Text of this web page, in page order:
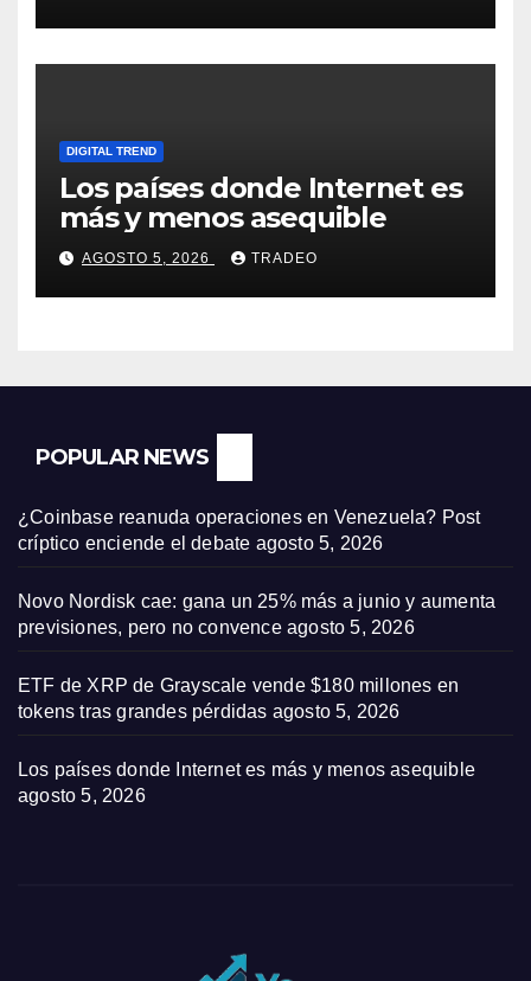
DIGITAL TREND
Los países donde Internet es
más y menos asequible
AGOSTO 5, 2026 TRADEO
POPULAR NEWS
¿Coinbase reanuda operaciones en Venezuela? Post
críptico enciende el debate agosto 5, 2026
Novo Nordisk cae: gana un 25% más a junio y aumenta
previsiones, pero no convence agosto 5, 2026
ETF de XRP de Grayscale vende $180 millones en
tokens tras grandes pérdidas agosto 5, 2026
Los países donde Internet es más y menos asequible
agosto 5, 2026